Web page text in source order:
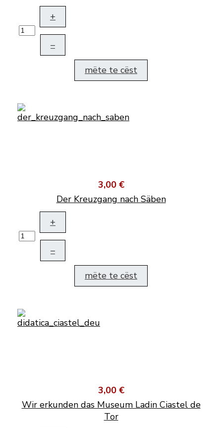
+
–
mëte te cëst
3,00 €
Der Kreuzgang nach Säben
+
–
mëte te cëst
3,00 €
Wir erkunden das Museum Ladin Ciastel de
Tor